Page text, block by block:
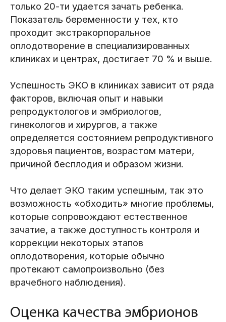
только 20-ти удается зачать ребенка.
Показатель беременности у тех, кто
проходит экстракорпоральное
оплодотворение в специализированных
клиниках и центрах, достигает 70 % и выше.
Успешность ЭКО в клиниках зависит от ряда
факторов, включая опыт и навыки
репродуктологов и эмбриологов,
гинекологов и хирургов, а также
определяется состоянием репродуктивного
здоровья пациентов, возрастом матери,
причиной бесплодия и образом жизни.
Что делает ЭКО таким успешным, так это
возможность «обходить» многие проблемы,
которые сопровождают естественное
зачатие, а также доступность контроля и
коррекции некоторых этапов
оплодотворения, которые обычно
протекают самопроизвольно (без
врачебного наблюдения).
Оценка качества эмбрионов